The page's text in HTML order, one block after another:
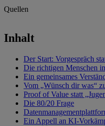
Quellen
Aufmacherbild
Inhalt
Der Start: Vorgespräch
Die richtigen Menschen
Ein gemeinsames
Vom „Wünsch dir was“
Proof of Value statt
Die 80/20 Frage
Ein Appell an KI-